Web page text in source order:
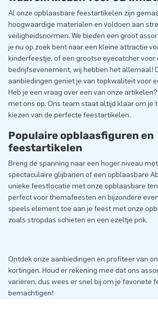
Al onze opblaasbare feestartikelen zijn
hoogwaardige materialen en voldoen aan
veiligheidsnormen. We bieden een groot
je nu op zoek bent naar een kleine attractie
kinderfeestje, of een grootse eyecatcher voor
bedrijfsevenement, wij hebben het allemaal!
aanbiedingen geniet je van topkwaliteit voor
Heb je een vraag over een van onze
met ons op. Ons team staat altijd klaar om je
kiezen van de perfecte feestartikelen.
Populaire opblaasfiguren en
feestartikelen
Breng de spanning naar een hoger niveau
spectaculaire glijbanen of een opblaasbare
unieke feestlocatie met onze opblaasbare
perfect voor themafeesten en bijzondere
speels element toe aan je feest met onze
zoals stropdas schieten en een ezeltje prik.
Ontdek onze aanbiedingen en profiteer van
kortingen. Houd er rekening mee dat ons
variëren, dus wees er snel bij om je favoriete
bemachtigen!